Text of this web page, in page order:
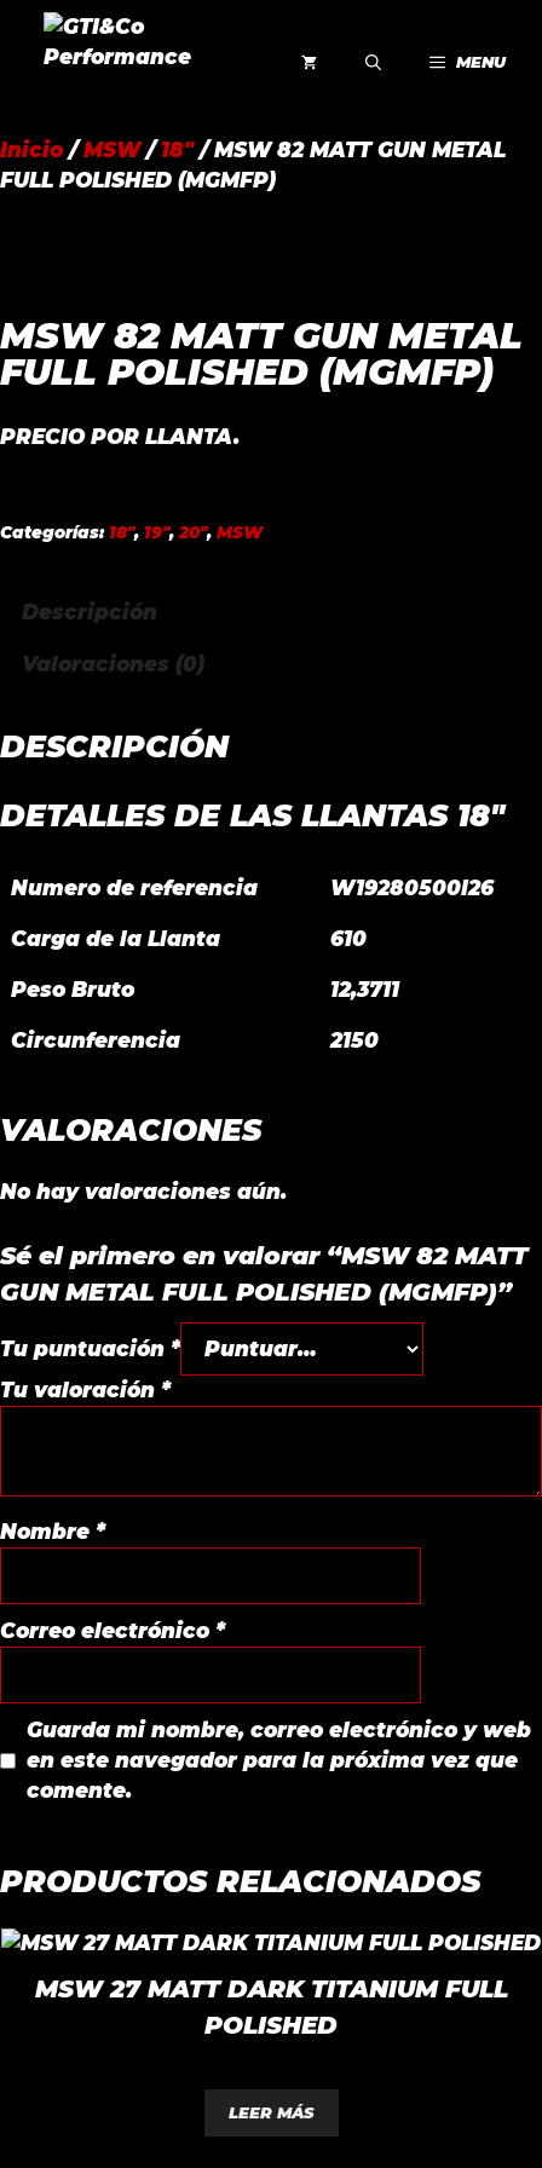
Saltar
MENU
Inicio/MSW/ 18"/ MSW 82 MATT GUN METAL
FULL POLISHED (MGMFP)
MSW 82 MATT GUN METAL
FULL POLISHED (MGMFP)
PRECIO POR LLANTA.
Categorías: 18", 19", 20", MSW
Descripción
Valoraciones (0)
DESCRIPCIÓN
DETALLES DE LAS LLANTAS 18″
Numero de referencia W19280500I26
Carga de la Llanta 610
Peso Bruto 12,3711
Circunferencia 2150
VALORACIONES
No hay valoraciones aún.
Sé el primero en valorar “MSW 82 MATT
GUN METAL FULL POLISHED (MGMFP)”
Tu puntuación *
Tu valoración *
Nombre *
Correo electrónico *
Guarda mi nombre, correo electrónico y web
en este navegador para la próxima vez que
comente.
PRODUCTOS RELACIONADOS
MSW 27 MATT DARK TITANIUM FULL
POLISHED
0
d
e
5
LEER MÁS